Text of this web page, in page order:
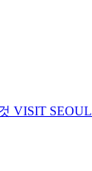
VISIT SEOUL